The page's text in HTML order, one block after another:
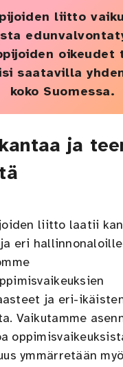
liitto
oikeudet
saatavilla
koko Suomessa.
ja
liitto laatii
eri
ja eri-
Vaikutamme
ymmärretään